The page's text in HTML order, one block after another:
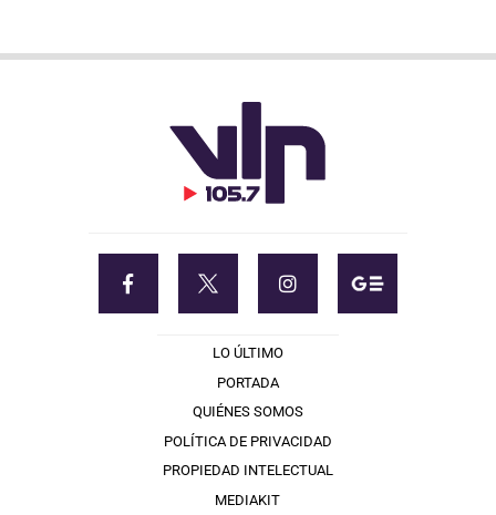
LO ÚLTIMO
PORTADA
QUIÉNES SOMOS
POLÍTICA DE PRIVACIDAD
PROPIEDAD INTELECTUAL
MEDIAKIT